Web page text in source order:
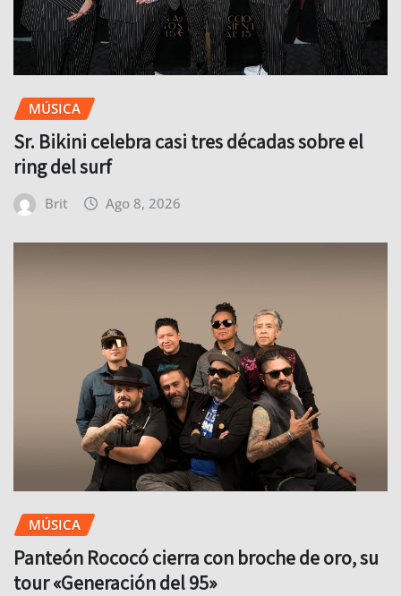
MÚSICA
Sr. Bikini celebra casi tres décadas sobre el
ring del surf
Brit Ago 8, 2026
MÚSICA
Panteón Rococó cierra con broche de oro, su
tour «Generación del 95»